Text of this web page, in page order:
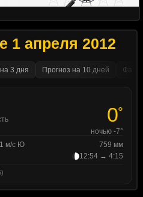
1 апреля 2012
3 дня Прогноз на 10 дней
0°
ночью -7°
1 м/с Ю
759 мм
12:54 → 4:15